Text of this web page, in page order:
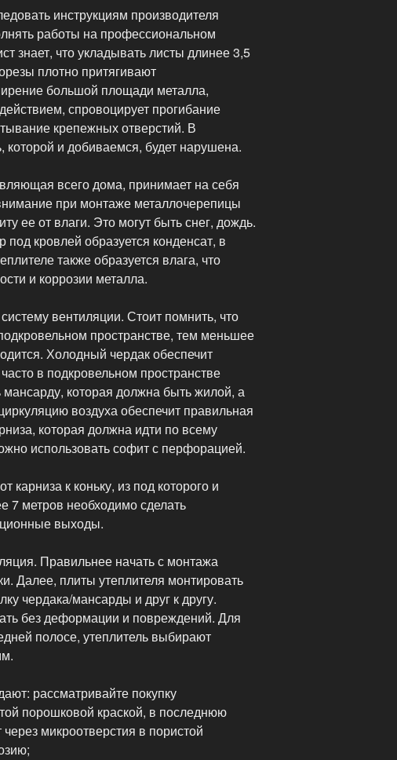
инструкциям производителя
работы на профессиональном
знает, что укладывать листы длинее 3,5
плотно притягивают
большой площади металла,
спровоцирует прогибание
крепежных отверстий. В
которой и добиваемся, будет нарушена.
всего дома, принимает на себя
при монтаже металлочерепицы
ее от влаги. Это могут быть снег, дождь.
кровлей образуется конденсат, в
также образуется влага, что
и коррозии металла.
вентиляции. Стоит помнить, что
пространстве, тем меньшее
Холодный чердак обеспечит
в подкровельном пространстве
мансарду, которая должна быть жилой, а
воздуха обеспечит правильная
которая должна идти по всему
использовать софит с перфорацией.
карниза к коньку, из под которого и
7 метров необходимо сделать
выходы.
Правильнее начать с монтажа
Далее, плиты утеплителя монтировать
чердака/мансарды и друг к другу.
без деформации и повреждений. Для
полосе, утеплитель выбирают
рассматривайте покупку
порошковой краской, в последнюю
микроотверстия в пористой